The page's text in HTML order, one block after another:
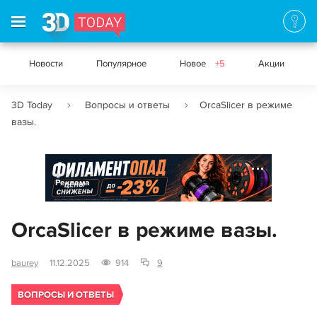
Новости Популярное Новое +5 Акции
3D Today Вопросы и ответы
OrcaSlicer в режиме
вазы.
Реклама
OrcaSlicer в режиме вазы.
baurey 11.12.2025 914 9
ВОПРОСЫ И ОТВЕТЫ